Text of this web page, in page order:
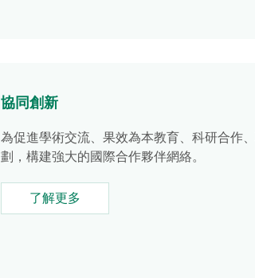
協同創新
為促進學術交流、果效為本教育、科研合作
劃，構建強大的國際合作夥伴網絡。
了解更多